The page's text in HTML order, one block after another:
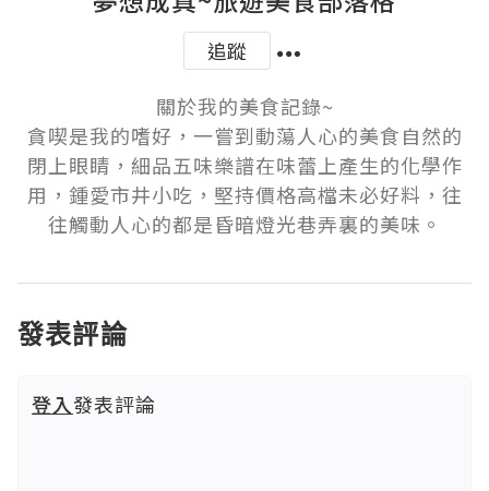
追蹤
關於我的美食記錄~
貪喫是我的嗜好，一嘗到動蕩人心的美食自然的
閉上眼睛，細品五味樂譜在味蕾上產生的化學作
用，鍾愛市井小吃，堅持價格高檔未必好料，往
發表評論
登入發表評論